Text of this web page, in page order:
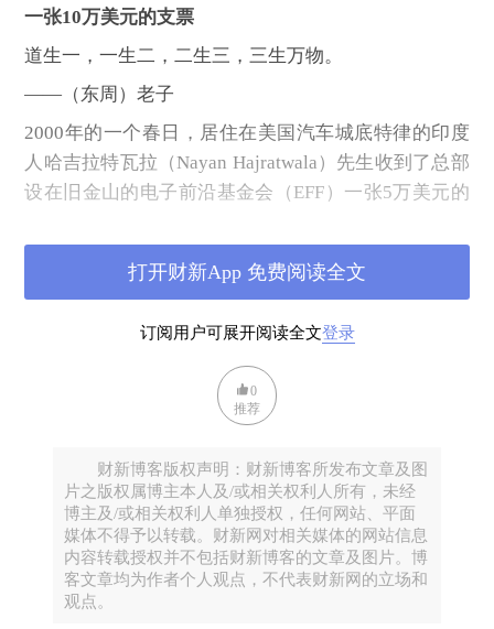
一张10万美元的支票
道生一，一生二，二生三，三生万物。
——（东周）老子
2000年的一个春日，居住在美国汽车城底特律的印度
人哈吉拉特瓦拉（Nayan Hajratwala）先生收到了总部
设在旧金山的电子前沿基金会（EFF）一张5万美元的
数，这也是到那时为止人类发现的最大素数。众所周
知，素数或质数是大于1且不能乘法分解的正整数。例
那个价值5万美元的素数是：
这也是人类知道的第一个位数超过100万的素数，如果
把这个素数写成我们熟悉的十进制形式的话，它有
2098960位。
可是，哈吉拉特瓦拉先生并不是一个数学家，他甚至
很可能对寻找素数的数学理论一无所知——虽然他赢
订阅用户可展开阅读全文登录
打开财新App 免费阅读全文
0
推荐
财新博客版权声明：财新博客所发布文章及图
片之版权属博主本人及/或相关权利人所有，未经
博主及/或相关权利人单独授权，任何网站、平面
媒体不得予以转载。财新网对相关媒体的网站信息
内容转载授权并不包括财新博客的文章及图片。博
客文章均为作者个人观点，不代表财新网的立场和
观点。